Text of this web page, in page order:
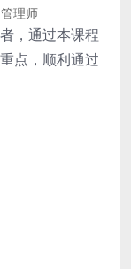
理师
，通过本课程
点，顺利通过